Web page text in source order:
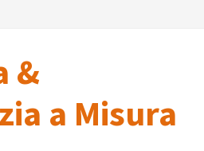
&
a Misura